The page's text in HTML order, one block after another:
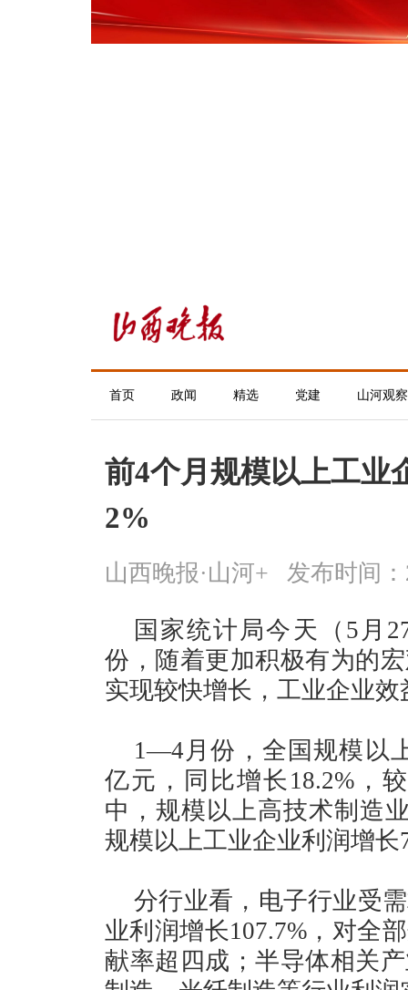
首页 政闻 精选 党建 山河观察
前4个月规模以上工业
2%
山西晚报·山河+ 发布时间：
国家统计局今天（5月
份，随着更加积极有为的
实现较快增长，工业企业
1—4月份，全国规模以
亿元，同比增长18.2%，
中，规模以上高技术制造
规模以上工业企业利润增长
分行业看，电子行业受
业利润增长107.7%，对全
献率超四成；半导体相关